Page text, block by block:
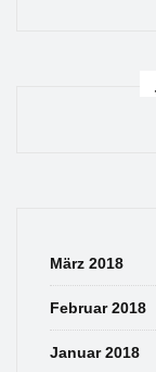
März 2018
Februar 2018
Januar 2018